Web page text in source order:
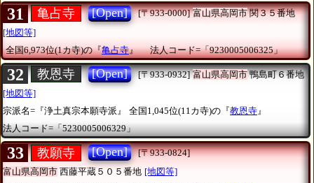
31 亀占寺 [Open] [〒933-0000] 富山県高岡市関３５番地
[地図等]
全国6,973位(1カ寺)の『亀占寺』 法人コード=「9230005006325」
32 教恩寺 [Open] [〒933-0932] 富山県高岡市鴨島町６番地
[地図等]
宗派名=『浄土真宗本願寺派』
全国1,045位(11カ寺)の『教恩寺 』
法人コード=「5230005006329」
33 教願寺 [Open]
[〒933-0824]
富山県高岡市 西藤平蔵５０５番地 [地図等]